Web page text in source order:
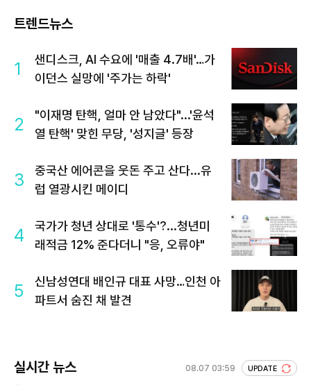
트렌드뉴스
1
샌디스크, AI 수요에 '매출 4.7배'…가
이던스 실망에 '주가는 하락'
2
"이재명 탄핵, 얼마 안 남았다"...'윤석
열 탄핵' 맞힌 무당, '성지글' 등장
3
중국산 에어콘을 웃돈 주고 산다...유
럽 열광시킨 메이디
4
국가가 청년 상대로 '통수'?...청년미
래적금 12% 준다더니 "응, 오류야"
5
신남성연대 배인규 대표 사망…인천 아
파트서 숨진 채 발견
실시간 뉴스 08.07 03:59 UPDATE